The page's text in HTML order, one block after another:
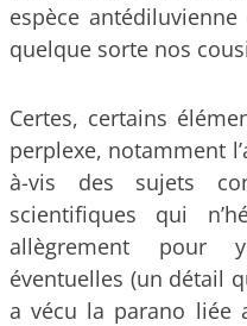
espèce
quelque sorte nos
Certes, certains
perplexe, notamment
à-vis des sujets
scientifiques qui
allègrement pour
éventuelles (un détail
a vécu la parano liée